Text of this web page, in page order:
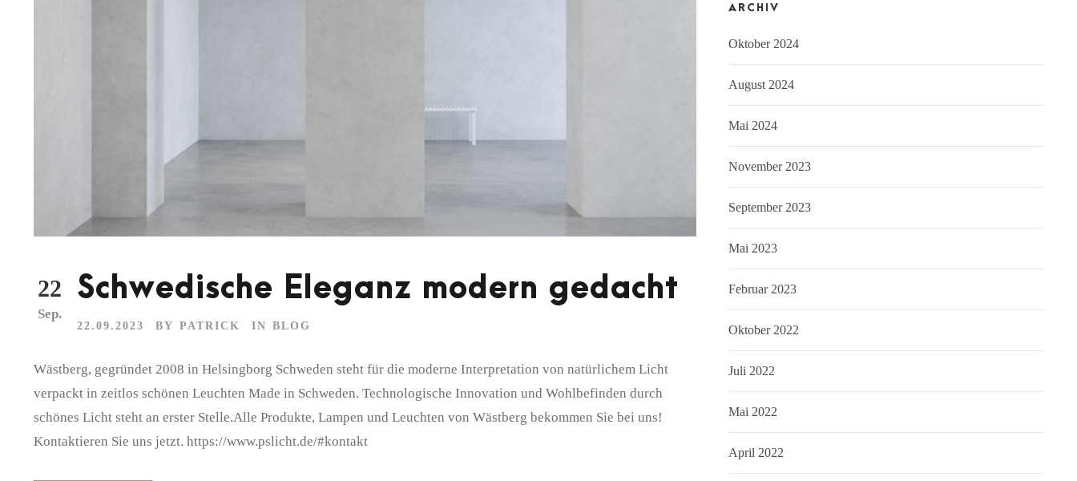
22
Sep.
Schwedische Eleganz modern gedacht
22.09.2023 BY PATRICK IN BLOG
Wästberg, gegründet 2008 in Helsingborg Schweden steht für die moderne Interpretation von natürlichem Licht
verpackt in zeitlos schönen Leuchten Made in Schweden. Technologische Innovation und Wohlbefinden durch
schönes Licht steht an erster Stelle.Alle Produkte, Lampen und Leuchten von Wästberg bekommen Sie bei uns!
Kontaktieren Sie uns jetzt. https://www.pslicht.de/#kontakt
ARCHIV
Oktober 2024
August 2024
Mai 2024
November 2023
September 2023
Mai 2023
Februar 2023
Oktober 2022
Juli 2022
Mai 2022
April 2022